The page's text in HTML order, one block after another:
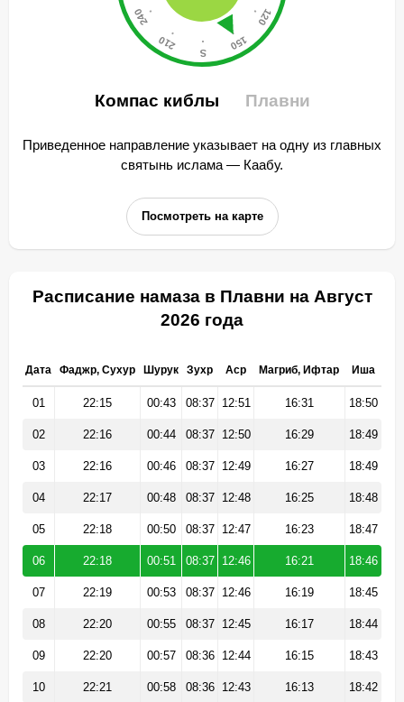
Компас киблы Плавни
Приведенное направление указывает на одну из главных
святынь ислама — Каабу.
Посмотреть на карте
Расписание намаза в Плавни на Август
2026 года
Дата Фаджр, Сухур Шурук Зухр Аср Магриб, Ифтар Иша
01 22:15 00:43 08:37 12:51 16:31 18:50
02 22:16 00:44 08:37 12:50 16:29 18:49
03 22:16 00:46 08:37 12:49 16:27 18:49
04 22:17 00:48 08:37 12:48 16:25 18:48
05 22:18 00:50 08:37 12:47 16:23 18:47
06 22:18 00:51 08:37 12:46 16:21 18:46
07 22:19 00:53 08:37 12:46 16:19 18:45
08 22:20 00:55 08:37 12:45 16:17 18:44
09 22:20 00:57 08:36 12:44 16:15 18:43
10 22:21 00:58 08:36 12:43 16:13 18:42